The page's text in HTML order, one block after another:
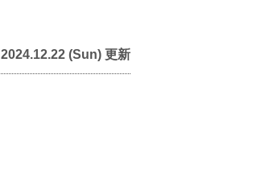
2024.12.22 (Sun) 更新